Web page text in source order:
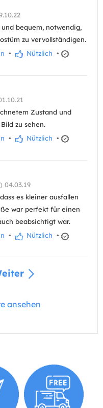
bequem, notwendig,
zu vervollständigen.
• Nützlich •
Zustand und
zu sehen.
• Nützlich •
04.03.19
es kleiner ausfallen
war perfekt für einen
beabsichtigt war.
• Nützlich •
ansehen